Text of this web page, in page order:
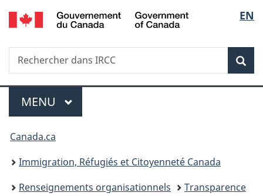
Passer
au
Passer
à
du
Passer
à
simplifiée
de
la
EN
Recherche
Rechercher
dans
Menu
MENU PRINCIPAL
Vous
êtes
ici :
Canada.ca
Immigration, Réfugiés et Citoyenneté Canada
Renseignements organisationnels
Transparence